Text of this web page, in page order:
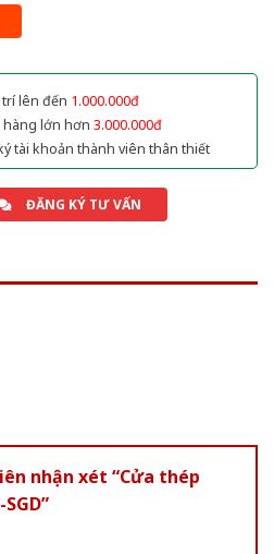
lên đến 1.000.000đ
hàng lớn hơn 3.000.000đ
tài khoản thành viên thân thiết
ĐĂNG KÝ TƯ VẤN
nhận xét “Cửa thép